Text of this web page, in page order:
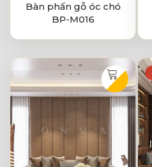
Bàn phấn gỗ óc chó
BP-M016